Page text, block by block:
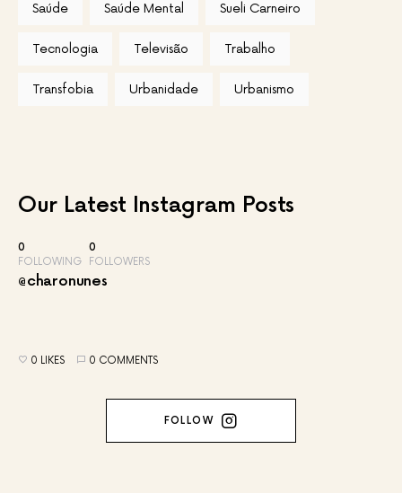
Saúde Saúde Mental Sueli Carneiro
Tecnologia Televisão Trabalho
Transfobia Urbanidade Urbanismo
Our Latest Instagram Posts
0
FOLLOWING
0
FOLLOWERS
@charonunes
0 LIKES 0 COMMENTS
FOLLOW